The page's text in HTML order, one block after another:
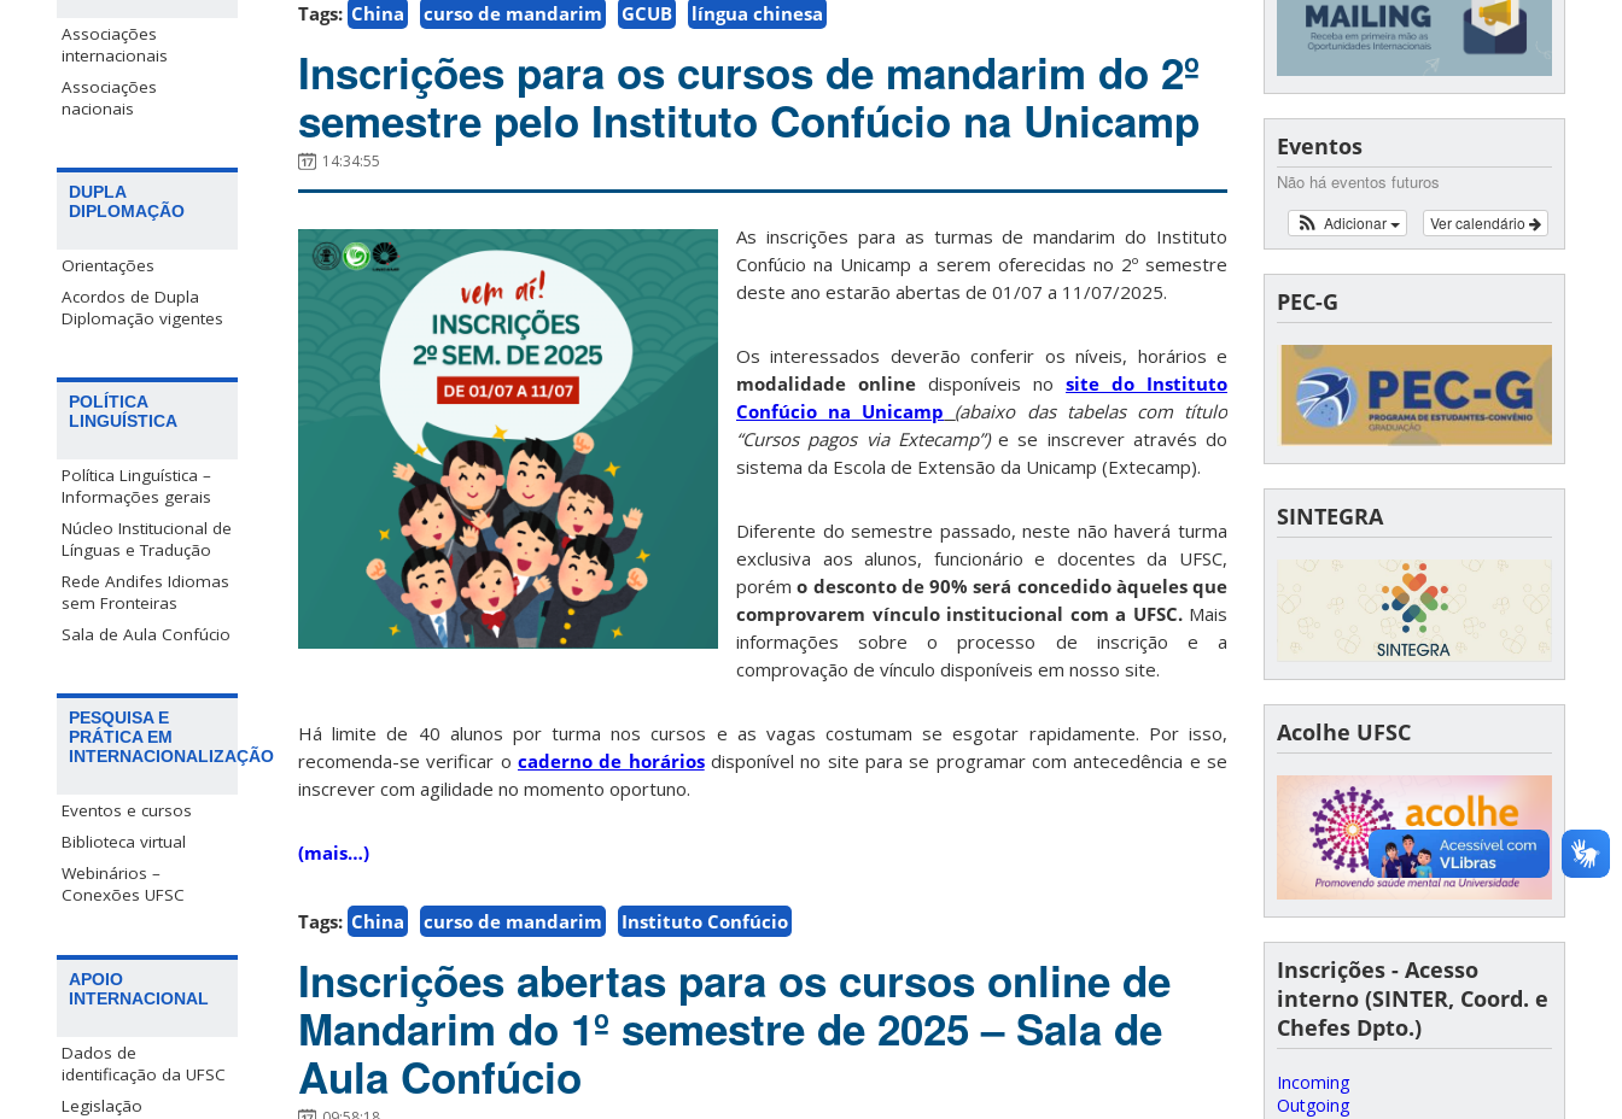
Associações
internacionais
Associações
nacionais
DUPLA
DIPLOMAÇÃO
Orientações
Acordos de Dupla
Diplomação vigentes
POLÍTICA
LINGUÍSTICA
Política Linguística –
Informações gerais
Núcleo Institucional de
Línguas e Tradução
Rede Andifes Idiomas
sem Fronteiras
Sala de Aula Confúcio
PESQUISA E
PRÁTICA EM
INTERNACIONALIZAÇÃO
Eventos e cursos
Biblioteca virtual
Webinários –
Conexões UFSC
APOIO
INTERNACIONAL
Dados de
identificação da UFSC
Legislação
Tags: China curso de mandarim GCUB língua chinesa
Inscrições para os cursos de mandarim do 2º
semestre pelo Instituto Confúcio na Unicamp
14:34:55
As inscrições para as turmas de mandarim do Instituto
Confúcio na Unicamp a serem oferecidas no 2º semestre
deste ano estarão abertas de 01/07 a 11/07/2025.
Os interessados deverão conferir os níveis, horários e
modalidade online disponíveis no site do Instituto
Confúcio na Unicamp (abaixo das tabelas com título
“Cursos pagos via Extecamp”)e se inscrever através do
sistema da Escola de Extensão da Unicamp (Extecamp).
Diferente do semestre passado, neste não haverá turma
exclusiva aos alunos, funcionário e docentes da UFSC,
porémo desconto de 90% será concedido àqueles que
comprovarem vínculo institucional com a UFSC. Mais
informações sobre o processo de inscrição e a
comprovação de vínculo disponíveis em nosso site.
Há limite de 40 alunos por turma nos cursos e as vagas costumam se esgotar rapidamente. Por isso,
recomenda-se verificar o caderno de horáriosdisponível no site para se programar com antecedência e se
inscrever com agilidade no momento oportuno.
(mais…)
Tags: China curso de mandarim Instituto Confúcio
Inscrições abertas para os cursos online de
Mandarim do 1º semestre de 2025 – Sala de
Aula Confúcio
Eventos
Não há eventos futuros
Ver calendário
Adicionar
PEC-G
SINTEGRA
Acolhe UFSC
Inscrições - Acesso
interno (SINTER, Coord. e
Chefes Dpto.)
Incoming
Outgoing